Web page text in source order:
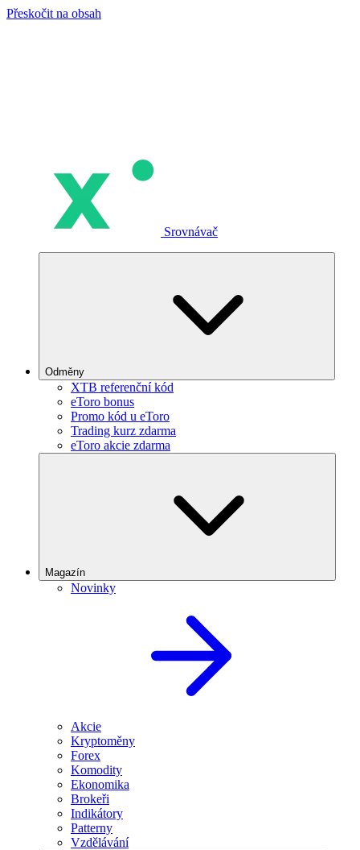
Přeskočit na obsah
Srovnávač
Odměny
XTB referenční kód
eToro bonus
Promo kód u eToro
Trading kurz zdarma
eToro akcie zdarma
Magazín
Novinky
Akcie
Kryptoměny
Forex
Komodity
Ekonomika
Brokeři
Indikátory
Patterny
Vzdělávání